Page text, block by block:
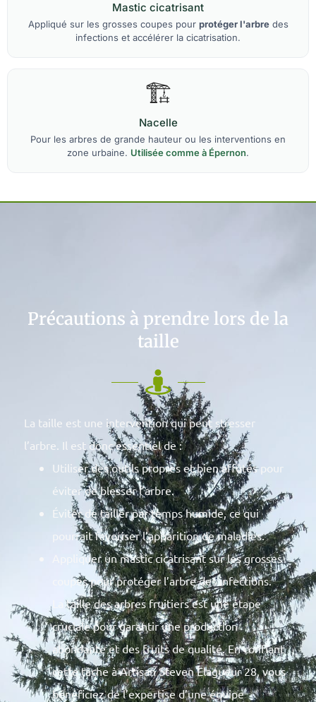
Mastic cicatrisant
Appliqué sur les grosses coupes pour protéger l'arbredes
infections et accélérer la cicatrisation.
🏗️
Nacelle
Pour les arbres de grande hauteur ou les interventions en
zone urbaine. Utilisée comme à Épernon.
Précautions à prendre lors de la
taille
La taille est une intervention qui peut stresser
l’arbre. Il est donc essentiel de :
Utiliser des outils propres et bien affûtés pour
éviter de blesser l’arbre.
Éviter de tailler par temps humide, ce qui
pourrait favoriser l’apparition de maladies.
Appliquer un mastic cicatrisant sur les grosses
coupes pour protéger l’arbre des infections.
La taille des arbres fruitiers est une étape
cruciale pour garantir une production
abondante et des fruits de qualité. En confiant
cette tâche à Artisan Steven Elagueur 28, vous
bénéficiez de l’expertise d’une équipe